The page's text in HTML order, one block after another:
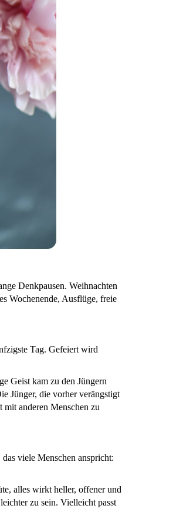
Denkpausen. Weihnachten
Wochenende, Ausflüge, freie
Tag. Gefeiert wird
Geist kam zu den Jüngern
Jünger, die vorher verängstigt
anderen Menschen zu
viele Menschen anspricht:
alles wirkt heller, offener und
zu sein. Vielleicht passt